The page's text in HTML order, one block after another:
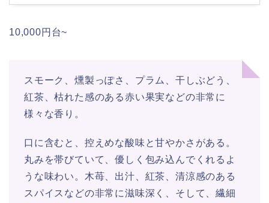
10,000円台~
スモーク、燻製っぽさ、プラム、干しぶどう、
紅茶、枯れた感のある赤い果実などの非常に
様々な香り。
口に含むと、控えめな酸味と甘やかさがある。
丸みを帯びていて、優しく包み込んでくれるよ
うな味わい。木苺、出汁、紅茶、清涼感のある
スパイスなどの非常に滋味深く、そして、繊細